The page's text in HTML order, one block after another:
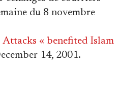
du 8 novembre
« benefited Islam
14, 2001.